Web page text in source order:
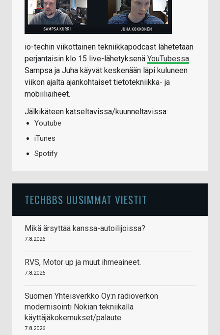
io-techin viikottainen tekniikkapodcast lähetetään
perjantaisin klo 15 live-lähetyksenä YouTubessa.
Sampsa ja Juha käyvät keskenään läpi kuluneen
viikon ajalta ajankohtaiset tietotekniikka- ja
mobiiliaiheet.
Jälkikäteen katseltavissa/kuunneltavissa:
Youtube
iTunes
Spotify
TECHBBS UUSIMMAT VIESTIT
Mikä ärsyttää kanssa-autoilijoissa?
7.8.2026
RVS, Motor up ja muut ihmeaineet.
7.8.2026
Suomen Yhteisverkko Oy:n radioverkon
modernisointi Nokian tekniikalla
käyttäjäkokemukset/palaute
7.8.2026